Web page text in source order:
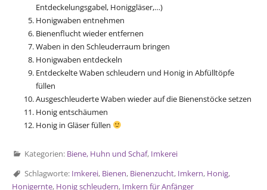
Entdeckelungsgabel, Honiggläser,…)
Honigwaben entnehmen
Bienenflucht wieder entfernen
Waben in den Schleuderraum bringen
Honigwaben entdeckeln
Entdeckelte Waben schleudern und Honig in Abfülltöpfe
füllen
Ausgeschleuderte Waben wieder auf die Bienenstöcke setzen
Honig entschäumen
Honig in Gläser füllen
Kategorien: Biene, Huhn und Schaf, Imkerei
Schlagworte: Imkerei, Bienen, Bienenzucht, Imkern, Honig,
Honigernte, Honig schleudern, Imkern für Anfänger